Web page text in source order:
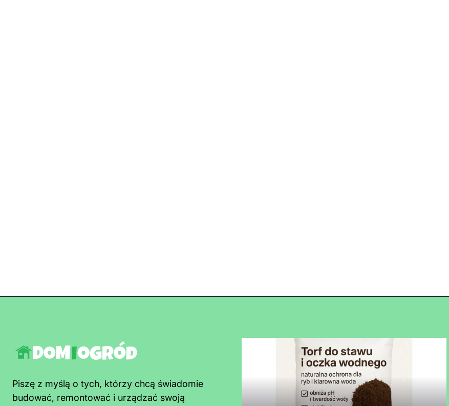
Piszę z myślą o tych, którzy chcą świadomie
budować, remontować i urządzać swoją